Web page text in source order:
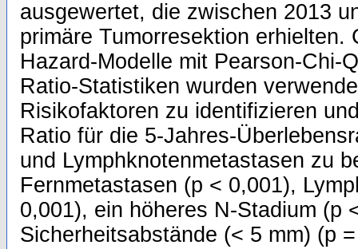
ausgewertet, die zwischen 2013
primäre Tumorresektion erhielten.
Hazard-Modelle mit Pearson-Chi-
Ratio-Statistiken wurden
Risikofaktoren zu identifizieren
Ratio für die 5-Jahres-
und Lymphknotenmetastasen zu
Fernmetastasen (p < 0,001),
0,001), ein höheres N-Stadium (p
Sicherheitsabstände (< 5 mm) (p